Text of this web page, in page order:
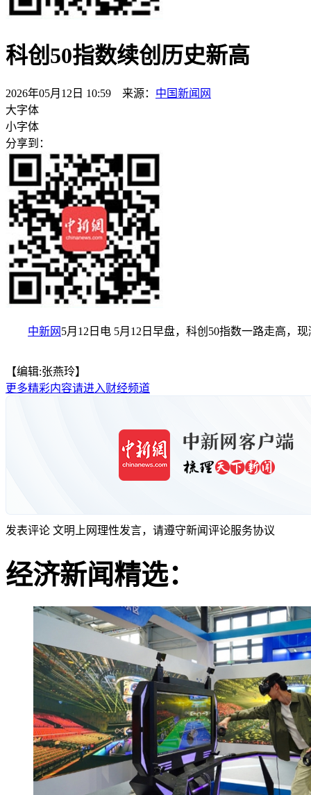
科创50指数续创历史新高
2026年05月12日 10:59 来源： 中国新闻网
大字体
小字体
分享到：
中新网 5月12日电 5月12日早盘，科创50指数一路走高，
【编辑:张燕玲】
更多精彩内容请进入财经频道
发表评论 文明上网理性发言，请遵守新闻评论服务协议
经济新闻精选：